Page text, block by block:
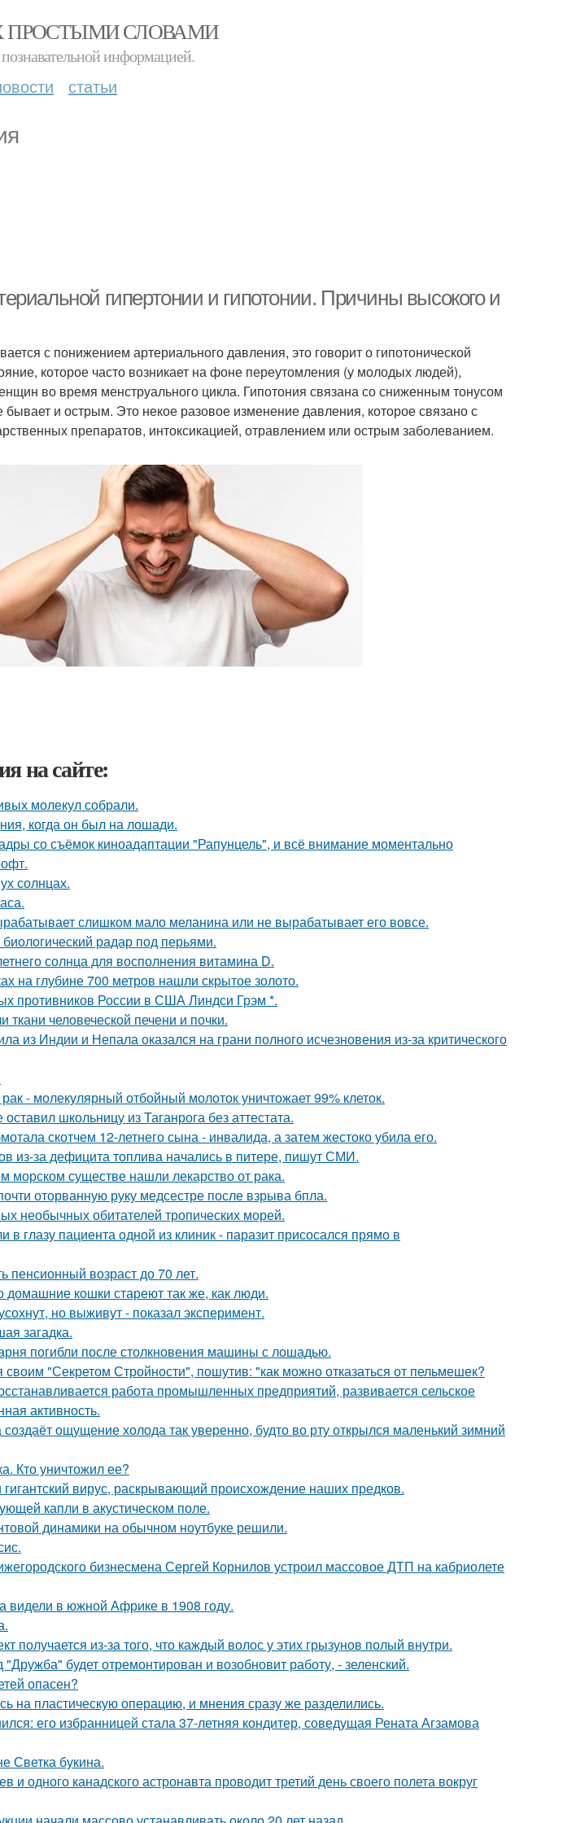
ПРОСТЫМИ СЛОВАМИ
информацией.
статьи
гипертонии и гипотонии. Причины высокого и
с понижением артериального давления, это говорит о гипотонической
которое часто возникает на фоне переутомления (у молодых людей),
во время менструального цикла. Гипотония связана со сниженным тонусом
и острым. Это некое разовое изменение давления, которое связано с
препаратов, интоксикацией, отравлением или острым заболеванием.
на сайте:
молекул собрали.
когда он был на лошади.
со съёмок киноадаптации "Рапунцель", и всё внимание моментально
солнцах.
слишком мало меланина или не вырабатывает его вовсе.
радар под перьями.
солнца для восполнения витамина D.
на глубине 700 метров нашли скрытое золото.
противников России в США Линдси Грэм *.
человеческой печени и почки.
из Индии и Непала оказался на грани полного исчезновения из-за критического
- молекулярный отбойный молоток уничтожает 99% клеток.
школьницу из Таганрога без аттестата.
скотчем 12-летнего сына - инвалида, а затем жестоко убила его.
из-за дефицита топлива начались в питере, пишут СМИ.
морском существе нашли лекарство от рака.
оторванную руку медсестре после взрыва бпла.
необычных обитателей тропических морей.
в глазу пациента одной из клиник - паразит присосался прямо в
пенсионный возраст до 70 лет.
домашние кошки стареют так же, как люди.
но выживут - показал эксперимент.
загадка.
погибли после столкновения машины с лошадью.
"Секретом Стройности", пошутив: "как можно отказаться от пельмешек?
работа промышленных предприятий, развивается сельское
активность.
ощущение холода так уверенно, будто во рту открылся маленький зимний
Кто уничтожил ее?
вирус, раскрывающий происхождение наших предков.
капли в акустическом поле.
динамики на обычном ноутбуке решили.
бизнесмена Сергей Корнилов устроил массовое ДТП на кабриолете
видели в южной Африке в 1908 году.
получается из-за того, что каждый волос у этих грызунов полый внутри.
будет отремонтирован и возобновит работу, - зеленский.
опасен?
на пластическую операцию, и мнения сразу же разделились.
его избранницей стала 37-летняя кондитер, соведущая Рената Агзамова
Светка букина.
и одного канадского астронавта проводит третий день своего полета вокруг